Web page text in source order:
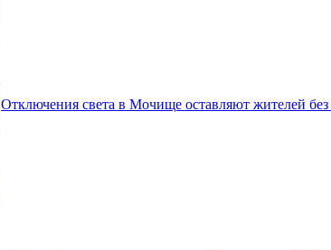
Отключения света в Мочище оставляют жителей без